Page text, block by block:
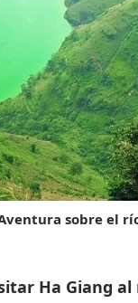
sobre el
Ha Giang